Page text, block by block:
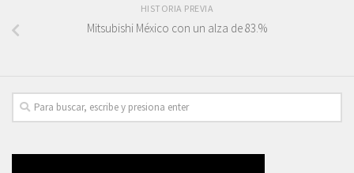
HISTORIA PREVIA
Mitsubishi México con un alza de 83.%